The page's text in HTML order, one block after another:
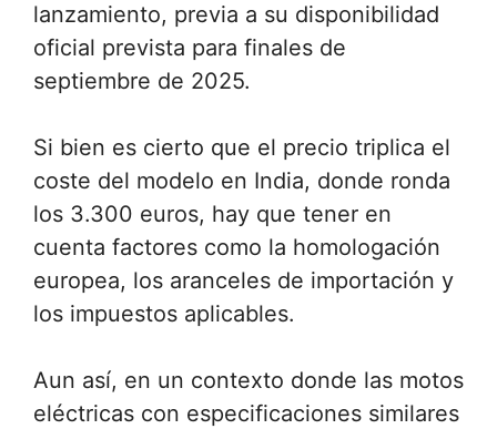
lanzamiento, previa a su disponibilidad
oficial prevista para finales de
septiembre de 2025.
Si bien es cierto que el precio triplica el
coste del modelo en India, donde ronda
los 3.300 euros, hay que tener en
cuenta factores como la homologación
europea, los aranceles de importación y
los impuestos aplicables.
Aun así, en un contexto donde las motos
eléctricas con especificaciones similares